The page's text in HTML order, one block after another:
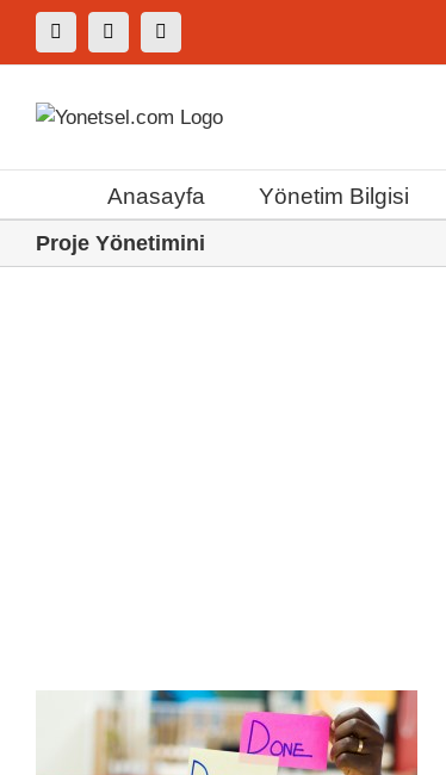
Skip
content
Facebook
X Instagram
Anasayfa Yönetim Bilgisi
Proje Yönetimini